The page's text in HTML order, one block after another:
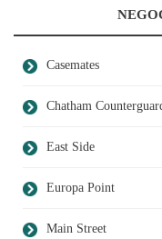
Casemates
Chatham
East Side
Europa Point
Main Street